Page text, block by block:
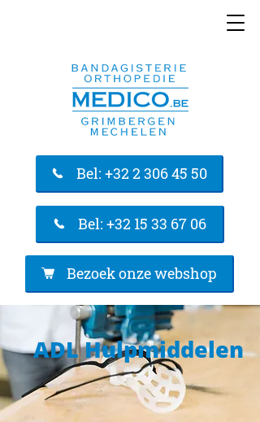
Bel: +32 2 306 45 50
Bel: +32 15 33 67 06
Bezoek onze webshop
ADL Hulpmiddelen